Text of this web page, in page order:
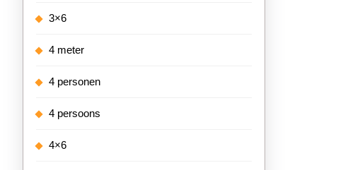
3×6
4 meter
4 personen
4 persoons
4×6